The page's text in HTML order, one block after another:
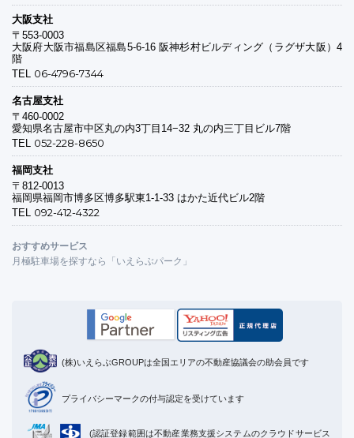
大阪支社
〒553-0003
大阪府大阪市福島区福島5-6-16 阪神杉村ビルディング（ラグザ大阪）4
階
TEL 06-4796-7344
名古屋支社
〒460-0002
愛知県名古屋市中区丸の内3丁目14−32 丸の内三丁目ビル7階
TEL 052-228-8650
福岡支社
〒812-0013
福岡県福岡市博多区博多駅東1-1-33 はかた近代ビル2階
TEL 092-412-4322
おすすめサービス
月極駐車場を探すなら「いえらぶパーク」
(株)いえらぶGROUPは全国エリアの不動産協議会の助会員です
プライバシーマークの付与認定を受けています
(認証登録範囲は不動産業務支援システムのクラウドサービス